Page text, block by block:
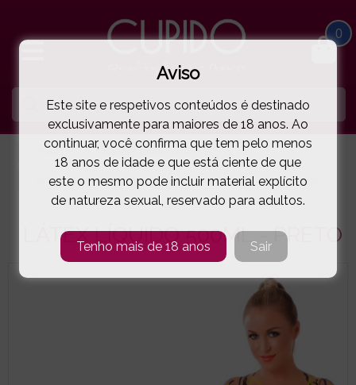
0
LINGERIE E ROUPA HOMEM
FETICHE | LÁTEX | PELE | VINYL LÁTEX LÍQUIDO 500ML - PRETO( 77-9990 )
LÁTEX LÍQUIDO 500ML - PRETO
Aviso
Este site e respetivos conteúdos é destinado
exclusivamente para maiores de 18 anos. Ao
continuar, você confirma que tem pelo menos
18 anos de idade e que está ciente de que
este o mesmo pode incluir material explícito
de natureza sexual, reservado para adultos.
Tenho mais de 18 anos Sair